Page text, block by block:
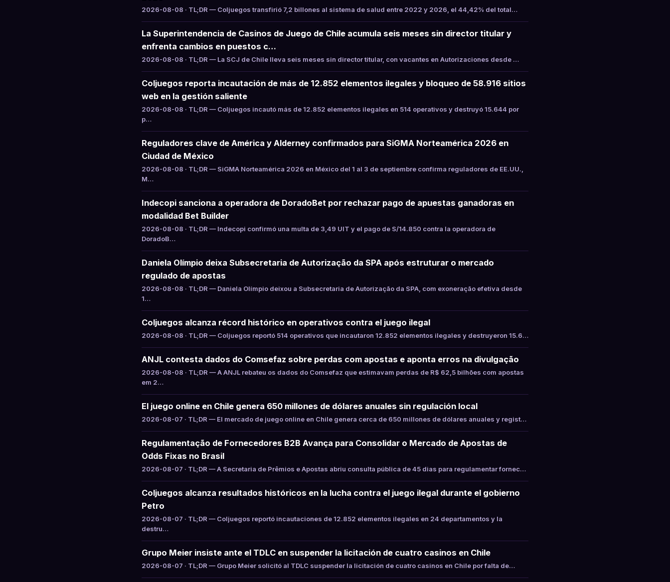
2026-08-08 · TL;DR — Coljuegos transfirió 7,2 billones al sistema de salud entre 2022 y 2026, el 44,42% del total…
La Superintendencia de Casinos de Juego de Chile acumula seis meses sin director titular y
enfrenta cambios en puestos c…
2026-08-08 · TL;DR — La SCJ de Chile lleva seis meses sin director titular, con vacantes en Autorizaciones desde …
Coljuegos reporta incautación de más de 12.852 elementos ilegales y bloqueo de 58.916 sitios
web en la gestión saliente
2026-08-08 · TL;DR — Coljuegos incautó más de 12.852 elementos ilegales en 514 operativos y destruyó 15.644 por
p…
Reguladores clave de América y Alderney confirmados para SiGMA Norteamérica 2026 en
Ciudad de México
2026-08-08 · TL;DR — SiGMA Norteamérica 2026 en México del 1 al 3 de septiembre confirma reguladores de EE.UU.,
M…
Indecopi sanciona a operadora de DoradoBet por rechazar pago de apuestas ganadoras en
modalidad Bet Builder
2026-08-08 · TL;DR — Indecopi confirmó una multa de 3,49 UIT y el pago de S/14.850 contra la operadora de
DoradoB…
Daniela Olímpio deixa Subsecretaria de Autorização da SPA após estruturar o mercado
regulado de apostas
2026-08-08 · TL;DR — Daniela Olímpio deixou a Subsecretaria de Autorização da SPA, com exoneração efetiva desde
1…
Coljuegos alcanza récord histórico en operativos contra el juego ilegal
2026-08-08 · TL;DR — Coljuegos reportó 514 operativos que incautaron 12.852 elementos ilegales y destruyeron 15.6…
ANJL contesta dados do Comsefaz sobre perdas com apostas e aponta erros na divulgação
2026-08-08 · TL;DR — A ANJL rebateu os dados do Comsefaz que estimavam perdas de R$ 62,5 bilhões com apostas
em 2…
El juego online en Chile genera 650 millones de dólares anuales sin regulación local
2026-08-07 · TL;DR — El mercado de juego online en Chile genera cerca de 650 millones de dólares anuales y regist…
Regulamentação de Fornecedores B2B Avança para Consolidar o Mercado de Apostas de
Odds Fixas no Brasil
2026-08-07 · TL;DR — A Secretaria de Prêmios e Apostas abriu consulta pública de 45 dias para regulamentar fornec…
Coljuegos alcanza resultados históricos en la lucha contra el juego ilegal durante el gobierno
Petro
2026-08-07 · TL;DR — Coljuegos reportó incautaciones de 12.852 elementos ilegales en 24 departamentos y la
destru…
Grupo Meier insiste ante el TDLC en suspender la licitación de cuatro casinos en Chile
2026-08-07 · TL;DR — Grupo Meier solicitó al TDLC suspender la licitación de cuatro casinos en Chile por falta de…